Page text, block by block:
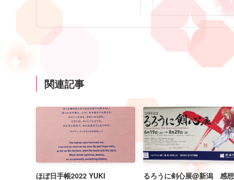
関連記事
ほぼ日手帳2022 YUKI
るろうに剣心展@新潟 感想